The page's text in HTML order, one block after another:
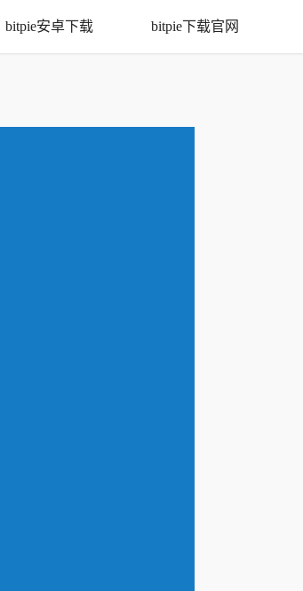
bitpie安卓下载 bitpie下载官网